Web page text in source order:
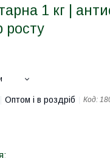
1 кг |
росту
Оптом і в роздріб Код: